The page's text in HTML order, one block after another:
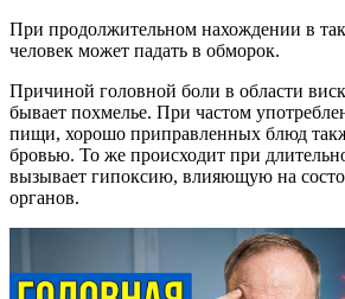
При продолжительном нахождении в
человек может падать в обморок.
Причиной головной боли в области
бывает похмелье. При частом
пищи, хорошо приправленных блюд
бровью. То же происходит при
вызывает гипоксию, влияющую на
органов.